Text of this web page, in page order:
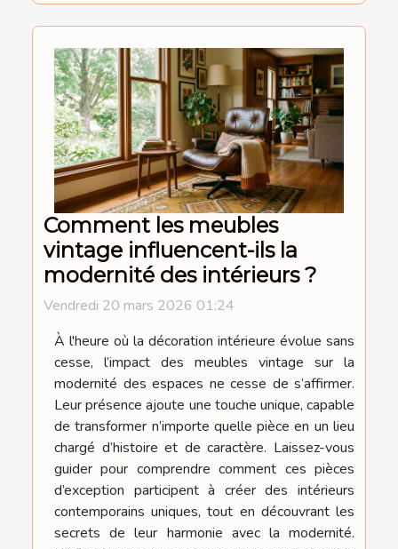
Comment les meubles
vintage influencent-ils la
modernité des intérieurs ?
Vendredi 20 mars 2026 01:24
À l'heure où la décoration intérieure évolue sans
cesse, l’impact des meubles vintage sur la
modernité des espaces ne cesse de s’affirmer.
Leur présence ajoute une touche unique, capable
de transformer n’importe quelle pièce en un lieu
chargé d’histoire et de caractère. Laissez-vous
guider pour comprendre comment ces pièces
d’exception participent à créer des intérieurs
contemporains uniques, tout en découvrant les
secrets de leur harmonie avec la modernité.